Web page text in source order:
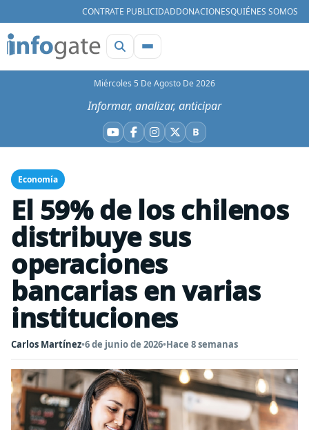
CONTRATE PUBLICIDADDONACIONESQUIÉNES SOMOS
Miércoles 5 De Agosto De 2026
Informar, analizar, anticipar
YouTube
Facebook
Instagram
X BBluesky
Economía
El 59% de los chilenos
distribuye sus
operaciones
bancarias en varias
instituciones
Carlos Martínez•6 de junio de 2026•Hace 8 semanas